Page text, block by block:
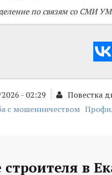
по связям со СМИ
- 02:29 Повестка
с мошенничеством
в